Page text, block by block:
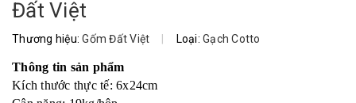
Đất Việt
Thương hiệu:Gốm Đất Việt Loại: Gạch Cotto
Thông tin sản phẩm
Kích thước thực tế: 6x24cm